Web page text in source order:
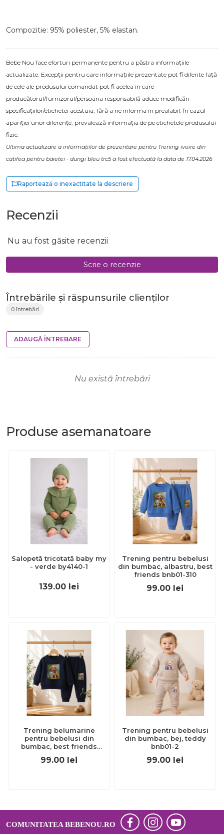
Compozitie: 95% poliester, 5% elastan.
Bebe Nou face eforturi permanente pentru a păstra informațiile
actualizate. Excepții pentru care informațiile prezentate pot fi diferite față
de cele ale produsului comandat pot fi acelea în care
producătorul/furnizorul/persoana responsabilă aduce modificări
specificațiilor/etichetei acestuia, fără a ne informa în prealabil. În cazul
apariției unor diferențe, prevalează informația de pe etichetele produsului
fizic.
Ultima actualizare a informațiilor de prezentare pentru Trening ivoire din
catifea pentru baietei - dungi bleu trc5 a fost efectuată la data de 17.04.2026
Raportează o inexactitate la descriere
Recenzii
Nu au fost găsite recenzii
Scrie o recenzie
Întrebările și răspunsurile clienților
0 întrebări
ADAUGĂ ÎNTREBARE
Nu există întrebări
Produse asemanatoare
Salopetă tricotată baby my
- verde by4140-1
139.00 lei
Trening pentru bebelusi
din bumbac, albastru, best
friends bnb01-310
99.00 lei
Trening belumarine
pentru bebelusi din
bumbac, best friends
99.00 lei
Trening pentru bebelusi
din bumbac, bej, teddy
bnb01-2
99.00 lei
COMUNITATEA BEBENOU.RO